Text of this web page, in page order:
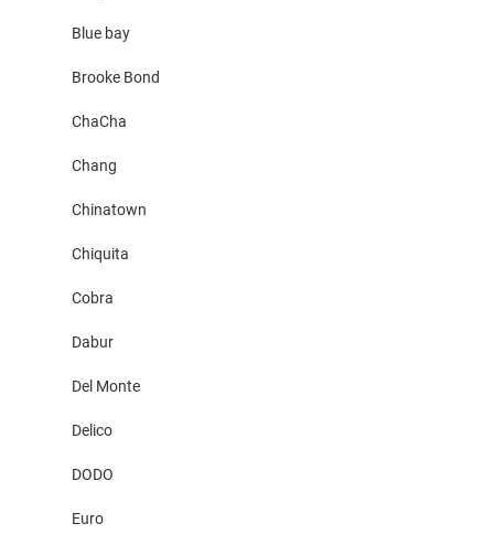
Blue bay
Brooke Bond
ChaCha
Chang
Chinatown
Chiquita
Cobra
Dabur
Del Monte
Delico
DODO
Euro